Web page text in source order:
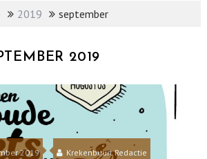
2019 september
2019
2019 Krekenbuurt Redactie